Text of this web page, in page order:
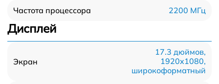
Частота процессора 2200 МГц
Дисплей
Экран
17.3 дюймов,
1920x1080,
широкоформатный